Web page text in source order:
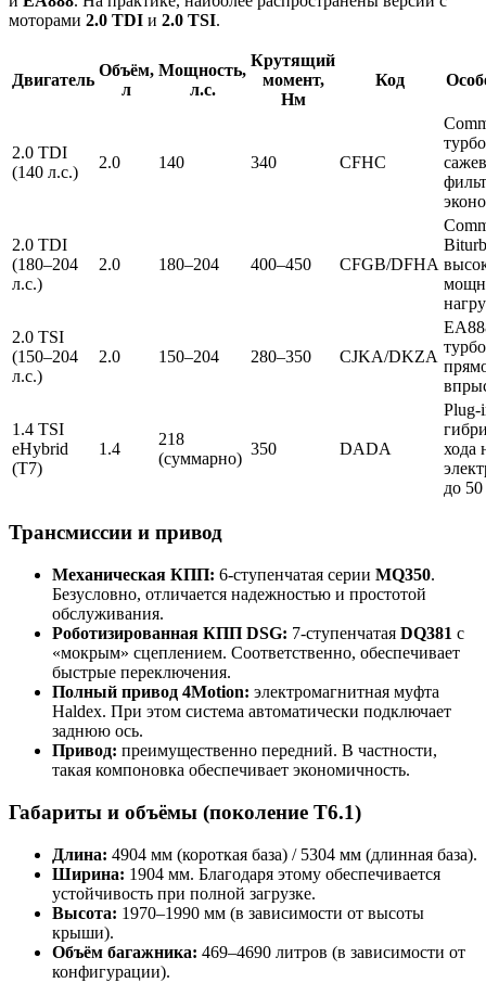
моторами 2.0 TDI и 2.0 TSI.
Двигатель
Объём,
л
Мощность,
л.с.
Крутящий
момент,
Нм
Код
2.0 TDI
(140 л.с.)
2.0 140 340 CFHC
2.0 TDI
(180–204
л.с.)
2.0 180–204 400–450 CFGB/DFHA
2.0 TSI
(150–204
л.с.)
2.0 150–204 280–350 CJKA/DKZA
1.4 TSI
eHybrid
(T7)
1.4
218
(суммарно)
350 DADA
Plug-
хода
до
Трансмиссии и привод
Механическая КПП: 6-ступенчатая серии MQ350.
Безусловно, отличается надежностью и простотой
обслуживания.
Роботизированная КПП DSG: 7-ступенчатая DQ381 с
«мокрым» сцеплением. Соответственно, обеспечивает
быстрые переключения.
Полный привод 4Motion: электромагнитная муфта
Haldex. При этом система автоматически подключает
заднюю ось.
Привод: преимущественно передний. В частности,
такая компоновка обеспечивает экономичность.
Габариты и объёмы (поколение T6.1)
Длина: 4904 мм (короткая база) / 5304 мм (длинная база).
Ширина: 1904 мм. Благодаря этому обеспечивается
устойчивость при полной загрузке.
Высота: 1970–1990 мм (в зависимости от высоты
крыши).
Объём багажника: 469–4690 литров (в зависимости от
конфигурации).